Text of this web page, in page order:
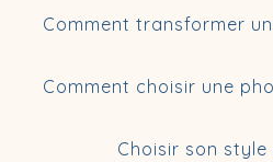
Comment transformer
Comment choisir une
Choisir son style